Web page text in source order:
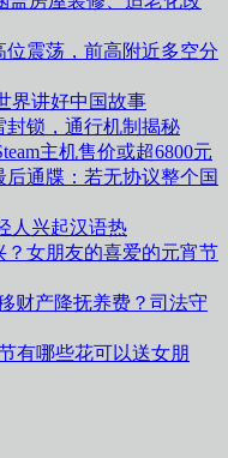
震荡，前高附近多空分
界讲好中国故事
封锁，通行机制揭秘
主机售价或超6800元
通牒：若无协议整个国
人兴起汉语热
女朋友的喜爱的元宵节
财产降抚养费？司法守
有哪些花可以送女朋